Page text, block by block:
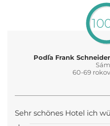
Podľa Frank Schneider
Sám
60-69 rokov
Sehr schönes Hotel ich